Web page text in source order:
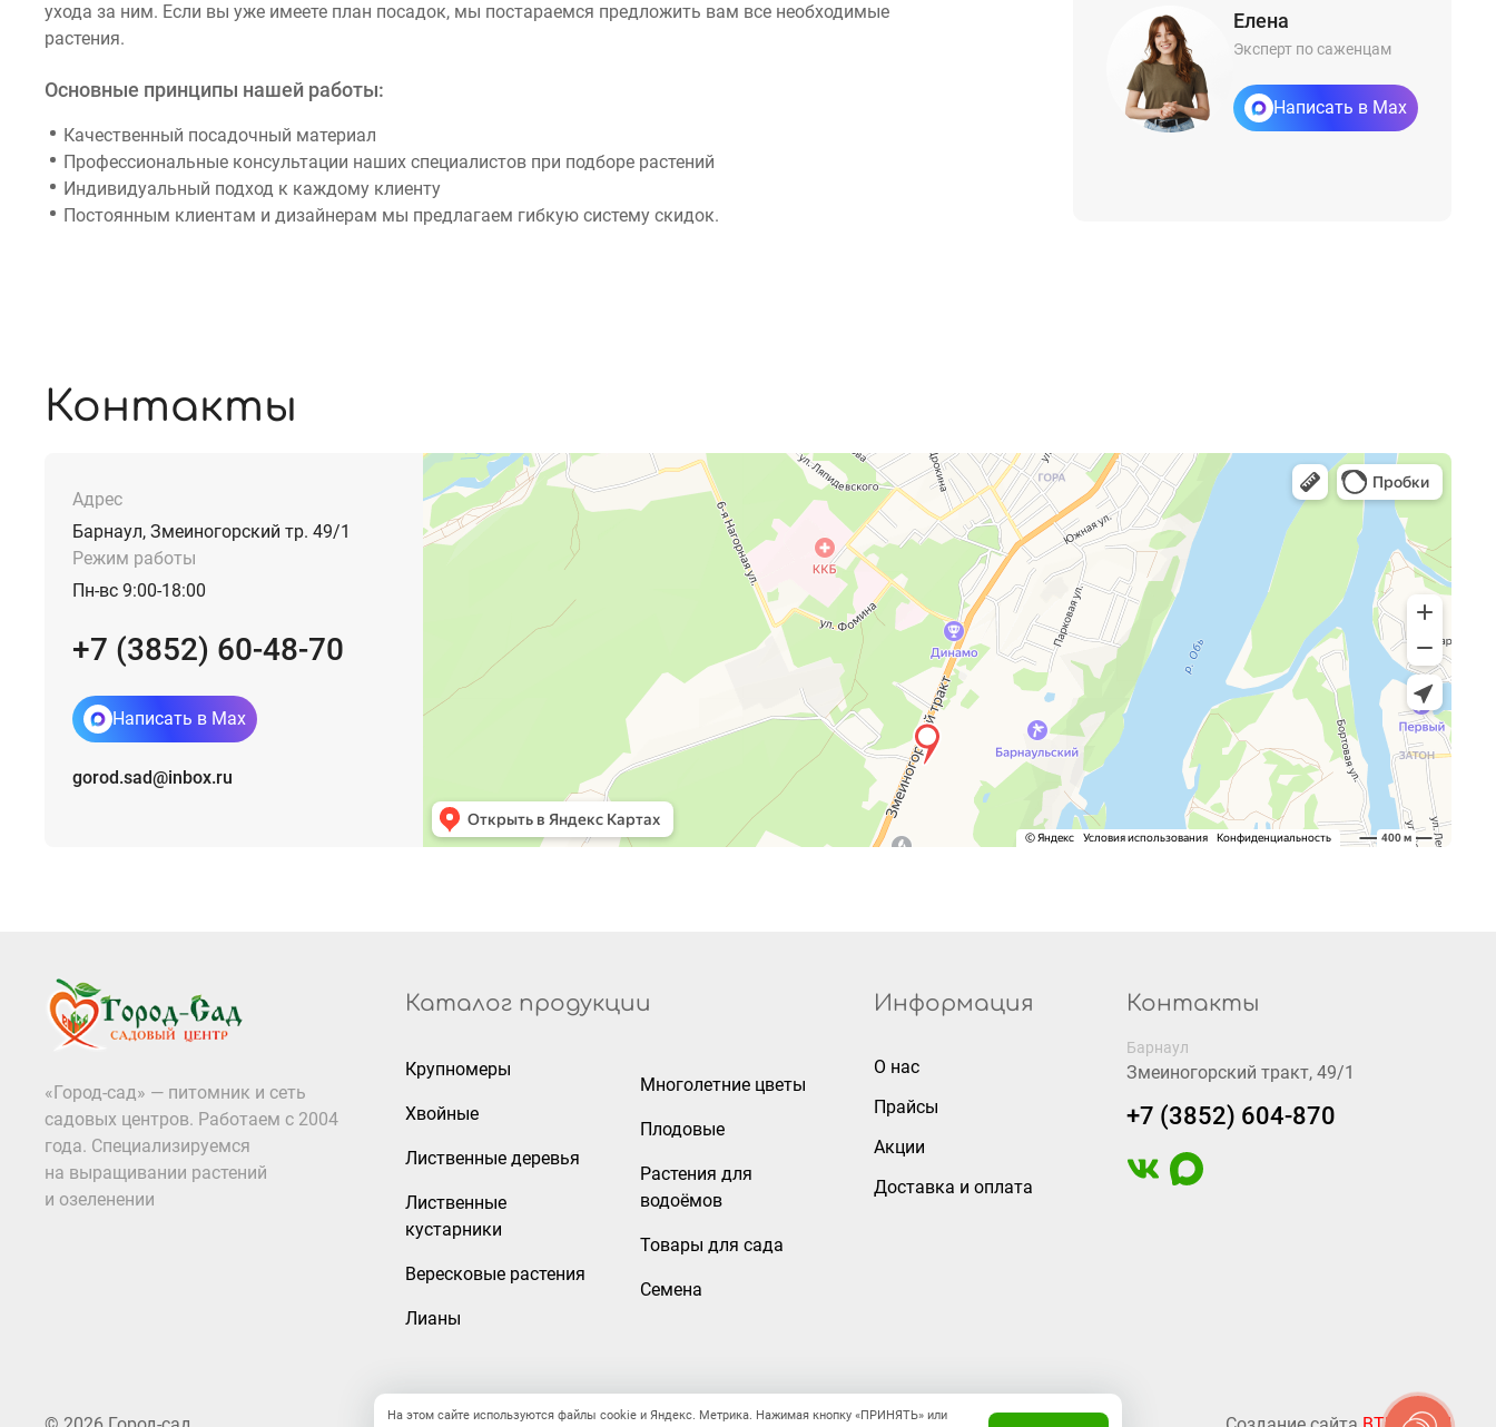
ухода за ним. Если вы уже имеете план посадок, мы постараемся предложить вам все необходимые
растения.
Основные принципы нашей работы:
Качественный посадочный материал
Профессиональные консультации наших специалистов при подборе растений
Индивидуальный подход к каждому клиенту
Постоянным клиентам и дизайнерам мы предлагаем гибкую систему скидок.
Елена
Эксперт по саженцам
Написать в Max
Контакты
Адрес
Барнаул, Змеиногорский тр. 49/1
Режим работы
Пн-вс 9:00-18:00
+7 (3852) 60-48-70
Написать в Max
gorod.sad@inbox.ru
«Город-сад» — питомник и сеть
садовых центров. Работаем с 2004
года. Специализируемся
на выращивании растений
и озеленении
Каталог продукции
Крупномеры
Хвойные
Лиственные деревья
Лиственные
кустарники
Вересковые растения
Лианы
Многолетние цветы
Плодовые
Растения для
водоёмов
Товары для сада
Семена
Информация
О нас
Прайсы
Акции
Доставка и оплата
Контакты
Барнаул
Змеиногорский тракт, 49/1
+7 (3852) 604-870
На этом сайте используются файлы cookie и Яндекс. Метрика. Нажимая кнопку «ПРИНЯТЬ» или